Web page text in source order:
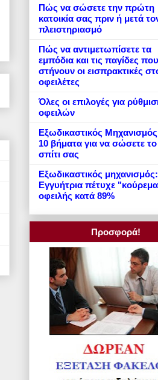
Πώς να σώσετε την πρώτη
κατοικία σας πριν ή μετά
πλειστηριασμό
Πώς να αντιμετωπίσετε τα
εμπόδια και τις παγίδες που
στήνουν οι εισπρακτικές
οφειλέτες
Όλες οι επιλογές για
οφειλών
Εξωδικαστικός
10 βήματα για να σώσετε το
σπίτι σας
Εξωδικαστικός μηχανισμός:
Εγγυήτρια πέτυχε
οφειλής κατά 89%
Προσφορά!